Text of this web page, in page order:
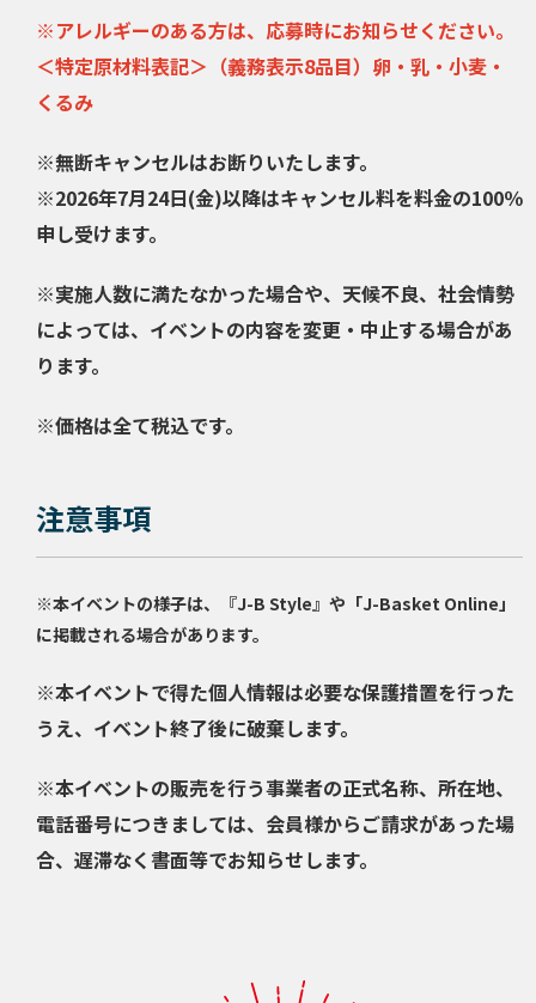
※アレルギーのある方は、応募時にお知らせください。
＜特定原材料表記＞（義務表示8品目）卵・乳・小麦・
くるみ
※無断キャンセルはお断りいたします。
※2026年7月24日(金)以降はキャンセル料を料金の100％
申し受けます。
※実施人数に満たなかった場合や、天候不良、社会情勢
によっては、イベントの内容を変更・中止する場合があ
ります。
※価格は全て税込です。
注意事項
※本イベントの様子は、『J-B Style』や「J-Basket Online」
に掲載される場合があります。
※本イベントで得た個人情報は必要な保護措置を行った
うえ、イベント終了後に破棄します。
※本イベントの販売を行う事業者の正式名称、所在地、
電話番号につきましては、会員様からご請求があった場
合、遅滞なく書面等でお知らせします。